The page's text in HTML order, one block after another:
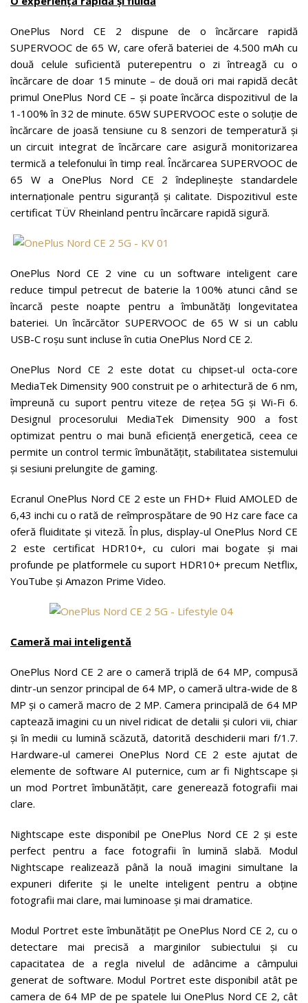
OnePlus Nord CE 2 dispune de o încărcare rapidă
SUPERVOOC de 65 W, care oferă bateriei de 4.500 mAh cu
două celule suficientă puterepentru o zi întreagă cu o
încărcare de doar 15 minute – de două ori mai rapidă decât
primul OnePlus Nord CE – și poate încărca dispozitivul de la
1-100% în 32 de minute. 65W SUPERVOOC este o soluție de
încărcare de joasă tensiune cu 8 senzori de temperatură și
un circuit integrat de încărcare care asigură monitorizarea
termică a telefonului în timp real. Încărcarea SUPERVOOC de
65 W a OnePlus Nord CE 2 îndeplinește standardele
internaționale pentru siguranță și calitate. Dispozitivul este
certificat TÜV Rheinland pentru încărcare rapidă sigură.
OnePlus Nord CE 2 vine cu un software inteligent care
reduce timpul petrecut de baterie la 100% atunci când se
încarcă peste noapte pentru a îmbunătăți longevitatea
bateriei. Un încărcător SUPERVOOC de 65 W si un cablu
USB-C roșu sunt incluse în cutia OnePlus Nord CE 2.
OnePlus Nord CE 2 este dotat cu chipset-ul octa-core
MediaTek Dimensity 900 construit pe o arhitectură de 6 nm,
împreună cu suport pentru viteze de rețea 5G și Wi-Fi 6.
Designul procesorului MediaTek Dimensity 900 a fost
optimizat pentru o mai bună eficiență energetică, ceea ce
permite un control termic îmbunătățit, stabilitatea sistemului
și sesiuni prelungite de gaming.
Ecranul OnePlus Nord CE 2 este un FHD+ Fluid AMOLED de
6,43 inchi cu o rată de reîmprospătare de 90 Hz care face ca
oferă fluiditate și viteză. În plus, display-ul OnePlus Nord CE
2 este certificat HDR10+, cu culori mai bogate și mai
profunde pe platformele cu suport HDR10+ precum Netflix,
YouTube și Amazon Prime Video.
Cameră mai inteligentă
OnePlus Nord CE 2 are o cameră triplă de 64 MP, compusă
dintr-un senzor principal de 64 MP, o cameră ultra-wide de 8
MP și o cameră macro de 2 MP. Camera principală de 64 MP
captează imagini cu un nivel ridicat de detalii și culori vii, chiar
și în medii cu lumină scăzută, datorită deschiderii mari f/1.7.
Hardware-ul camerei OnePlus Nord CE 2 este ajutat de
elemente de software AI puternice, cum ar fi Nightscape și
un mod Portret îmbunătățit, care generează fotografii mai
clare.
Nightscape este disponibil pe OnePlus Nord CE 2 și este
perfect pentru a face fotografii în lumină slabă. Modul
Nightscape realizează până la nouă imagini simultane la
expuneri diferite și le unelte inteligent pentru a obține
fotografii mai clare, mai luminoase și mai dramatice.
Modul Portret este îmbunătățit pe OnePlus Nord CE 2, cu o
detectare mai precisă a marginilor subiectului și cu
capacitatea de a regla nivelul de adâncime a câmpului
generat de software. Modul Portret este disponibil atât pe
camera de 64 MP de pe spatele lui OnePlus Nord CE 2, cât